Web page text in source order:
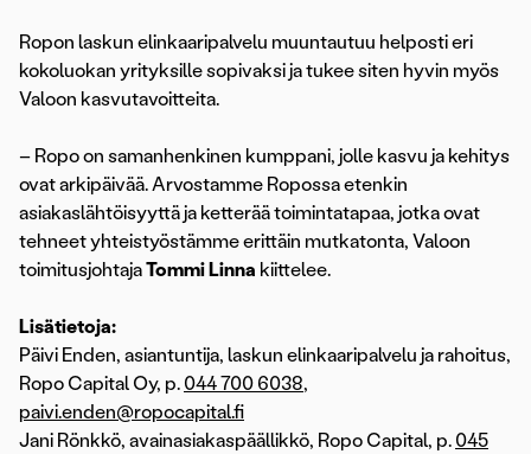
Ropon laskun elinkaaripalvelu muuntautuu helposti eri
kokoluokan yrityksille sopivaksi ja tukee siten hyvin myös
Valoon kasvutavoitteita.
– Ropo on samanhenkinen kumppani, jolle kasvu ja kehitys
ovat arkipäivää. Arvostamme Ropossa etenkin
asiakaslähtöisyyttä ja ketterää toimintatapaa, jotka ovat
tehneet yhteistyöstämme erittäin mutkatonta, Valoon
toimitusjohtajaTommi Linna kiittelee.
Lisätietoja:
Päivi Enden, asiantuntija, laskun elinkaaripalvelu ja rahoitus,
Ropo Capital Oy, p. 044 700 6038,
paivi.enden@ropocapital.fi
Jani Rönkkö, avainasiakaspäällikkö, Ropo Capital, p. 045